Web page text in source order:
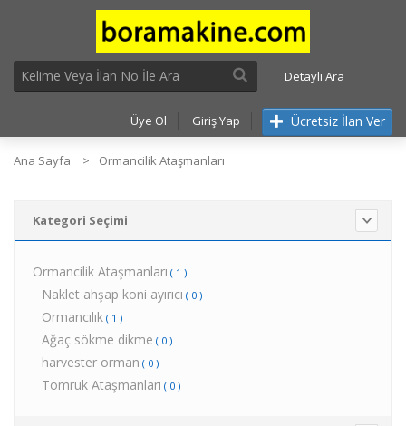
Detaylı Ara
Üye Ol Giriş Yap Ücretsiz İlan Ver
Ana Sayfa Ormancilik Ataşmanları
Kategori Seçimi
Ormancilik Ataşmanları ( 1 )
Naklet ahşap koni ayırıcı ( 0 )
Ormancılık ( 1 )
Ağaç sökme dikme ( 0 )
harvester orman ( 0 )
Tomruk Ataşmanları ( 0 )